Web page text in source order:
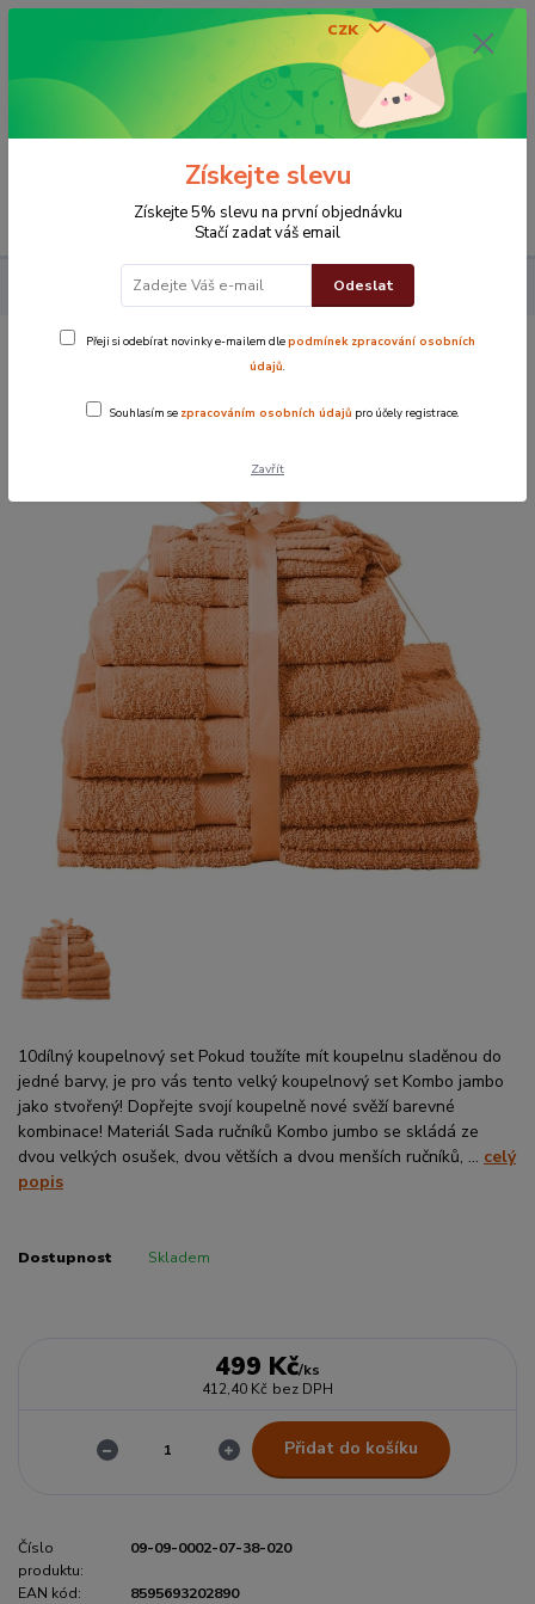
CZK
0 Kč
Sada ručníků Kombo jambo oranžová
Sada ručníků Kombo jambo oranžová
10dílný koupelnový set Pokud toužíte mít koupelnu sladěnou do
jedné barvy, je pro vás tento velký koupelnový set Kombo jambo
jako stvořený! Dopřejte svojí koupelně nové svěží barevné
kombinace! Materiál Sada ručníků Kombo jumbo se skládá ze
dvou velkých osušek, dvou větších a dvou menších ručníků, ... celý
popis
Dostupnost Skladem
499 Kč/ks
412,40 Kč bez DPH
Přidat do košíku
Číslo
produktu:
09-09-0002-07-38-020
EAN kód:
8595693202890
Získejte slevu
Získejte 5% slevu na první objednávku
Stačí zadat váš email
Odeslat
Přeji si odebírat novinky e-mailem dlepodmínek zpracování osobních
údajů.
Souhlasím se zpracováním osobních údajů pro účely registrace.
Zavřít